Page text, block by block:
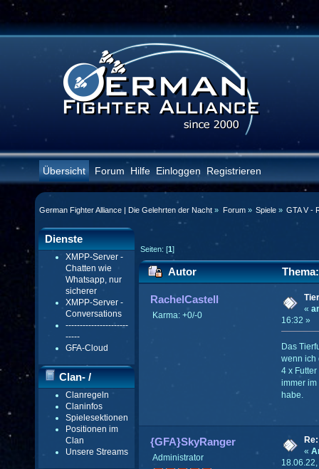
Übersicht Forum Hilfe Einloggen Registrieren
German Fighter Alliance | Die Gelehrten der Nacht » Forum» Spiele» GTA V -
Dienste
XMPP-Server -
Chatten wie
Whatsapp, nur
sicherer
XMPP-Server -
Conversations
----------------------
-----
GFA-Cloud
Clan- /
Gildenmenü
Clanregeln
Claninfos
Spielesektionen
Positionen im
Clan
Unsere Streams
Seiten: [1]
Autor
RachelCastell
Karma: +0/-0
«
16:32 »
Das
wenn ich
4 x
immer im
habe.
{GFA}SkyRanger
Administrator
«